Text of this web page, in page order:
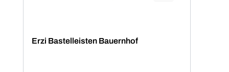
Erzi Bastelleisten Bauernhof